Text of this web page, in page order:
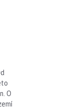
O